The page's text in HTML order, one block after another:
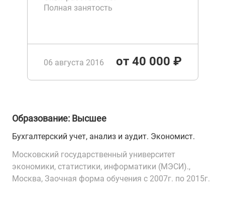
Полная занятость
06 августа 2016 от 40 000 ₽
Образование: Высшее
Бухгалтерский учет, анализ и аудит. Экономист.
Московский государственный университет
экономики, статистики, информатики (МЭСИ).,
Москва, Заочная форма обучения с 2007г. по 2015г.